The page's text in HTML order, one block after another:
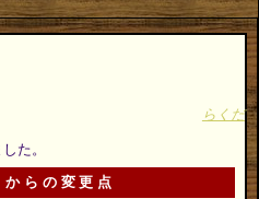
らくだ
た。
からの変更点